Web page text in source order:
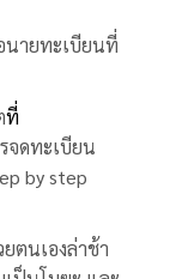
นายทะเบียนที่
ที่
จดทะเบียน
by step
ตนเองล่าช้า